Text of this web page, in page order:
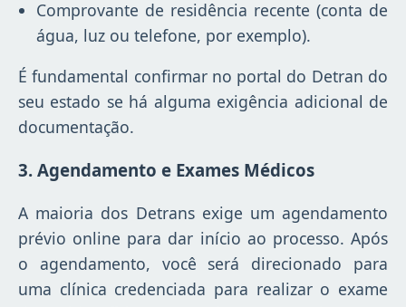
Comprovante de residência recente (conta de
água, luz ou telefone, por exemplo).
É fundamental confirmar no portal do Detran do
seu estado se há alguma exigência adicional de
documentação.
3. Agendamento e Exames Médicos
A maioria dos Detrans exige um agendamento
prévio online para dar início ao processo. Após
o agendamento, você será direcionado para
uma clínica credenciada para realizar o exame